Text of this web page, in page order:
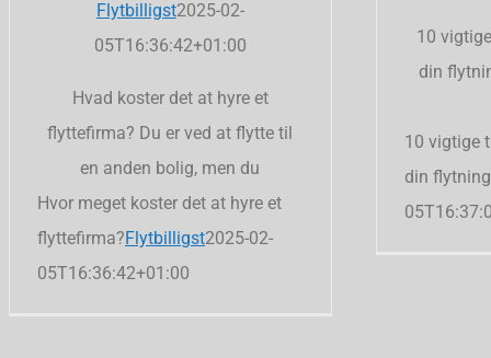
Flytbilligst2025-02-
05T16:36:42+01:00
Hvad koster det at hyre et
flyttefirma? Du er ved at flytte til
en anden bolig, men du
Hvor meget koster det at hyre et
flyttefirma?Flytbilligst2025-02-
05T16:36:42+01:00
10
din
10 vigtige
din flytning